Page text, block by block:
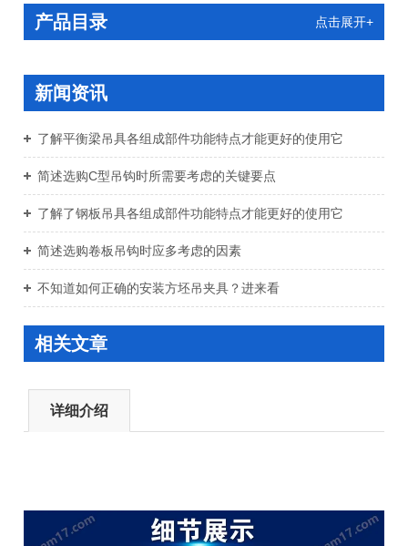
产品目录 点击展开+
新闻资讯
了解平衡梁吊具各组成部件功能特点才能更好的使用它
简述选购C型吊钩时所需要考虑的关键要点
了解了钢板吊具各组成部件功能特点才能更好的使用它
简述选购卷板吊钩时应多考虑的因素
不知道如何正确的安装方坯吊夹具？进来看
相关文章
详细介绍